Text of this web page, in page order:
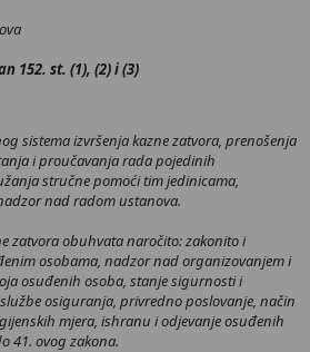
152. st. (1), (2) i (3)
sistema izvršenja kazne zatvora, prenošenja
i proučavanja rada pojedinih
stručne pomoći tim jedinicama,
nad radom ustanova.
zatvora obuhvata naročito: zakonito i
osobama, nadzor nad organizovanjem i
osuđenih osoba, stanje sigurnosti i
osiguranja, privredno poslovanje, način
mjera, ishranu i odjevanje osuđenih
41. ovog zakona.